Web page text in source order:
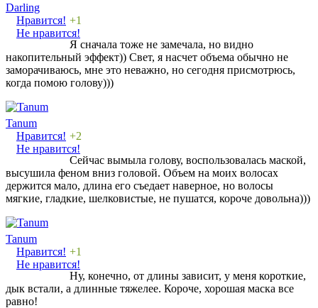
Darling
Нравится!
Не нравится!
+1
Я сначала тоже не замечала, но видно
накопительный эффект)) Свет, я насчет объема обычно не
заморачиваюсь, мне это неважно, но сегодня присмотрюсь,
когда помою голову)))
Tanum
Нравится!
Не нравится!
+2
Сейчас вымыла голову, воспользовалась маской,
высушила феном вниз головой. Объем на моих волосах
держится мало, длина его съедает наверное, но волосы
мягкие, гладкие, шелковистые, не пушатся, короче довольна)))
Tanum
Нравится!
Не нравится!
+1
Ну, конечно, от длины зависит, у меня короткие,
дык встали, а длинные тяжелее. Короче, хорошая маска все
равно!